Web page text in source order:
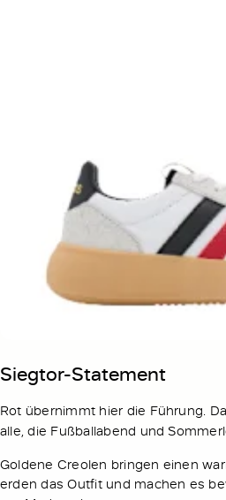
Siegtor-Statement
Rot übernimmt hier die Führung.
alle, die Fußballabend und
Goldene Creolen bringen einen
erden das Outfit und machen es